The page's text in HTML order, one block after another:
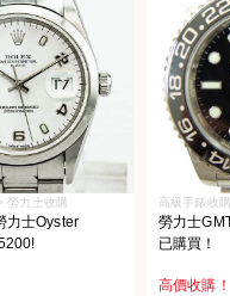
勞力士收購
力士Oyster
高級手錶收
勞力士
已購買！
高價收購！